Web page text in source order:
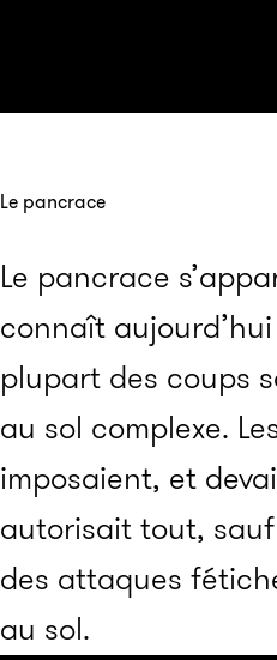
Le pancrace
Le pancrace
connaît
plupart des coups
au sol complexe.
imposaient, et
autorisait tout, sauf
des attaques
au sol.